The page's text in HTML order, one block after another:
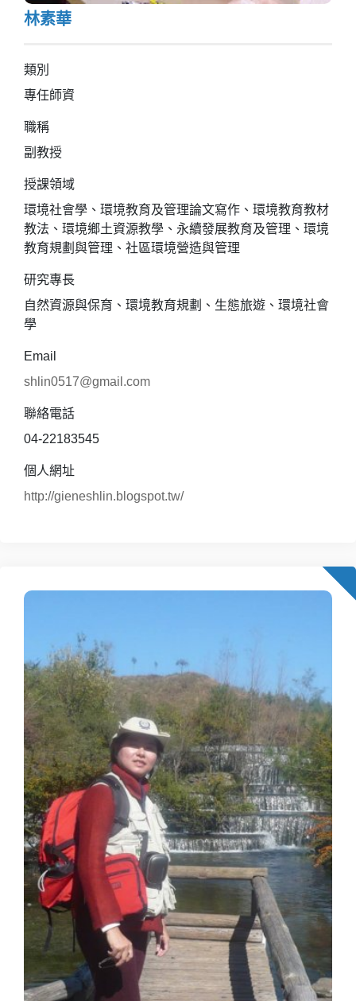
林素華
類別
專任師資
職稱
副教授
授課領域
環境社會學、環境教育及管理論文寫作、環境教育教材
教法、環境鄉土資源教學、永續發展教育及管理、環境
教育規劃與管理、社區環境營造與管理
研究專長
自然資源與保育、環境教育規劃、生態旅遊、環境社會
學
Email
shlin0517@gmail.com
聯絡電話
04-22183545
個人網址
http://gieneshlin.blogspot.tw/